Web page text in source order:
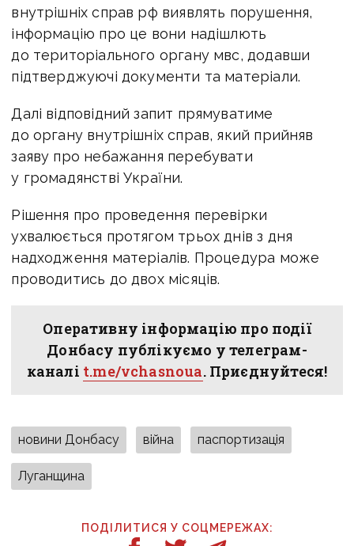
внутрішніх справ рф виявлять порушення,
інформацію про це вони надішлють
до територіального органу мвс, додавши
підтверджуючі документи та матеріали.
Далі відповідний запит прямуватиме
до органу внутрішніх справ, який прийняв
заяву про небажання перебувати
у громадянстві України.
Рішення про проведення перевірки
ухвалюється протягом трьох днів з дня
надходження матеріалів. Процедура може
проводитись до двох місяців.
Оперативну інформацію про події
Донбасу публікуємо у телеграм-
каналі t.me/vchasnoua. Приєднуйтеся!
новини Донбасу війна паспортизація
Луганщина
ПОДІЛИТИСЯ У СОЦМЕРЕЖАХ: